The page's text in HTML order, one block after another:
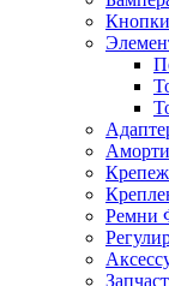
Кнопки
Ремни